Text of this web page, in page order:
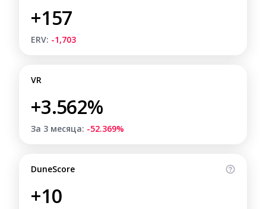
+157
ERV: -1,703
VR
+3.562%
За 3 месяца: -52.369%
DuneScore
+10